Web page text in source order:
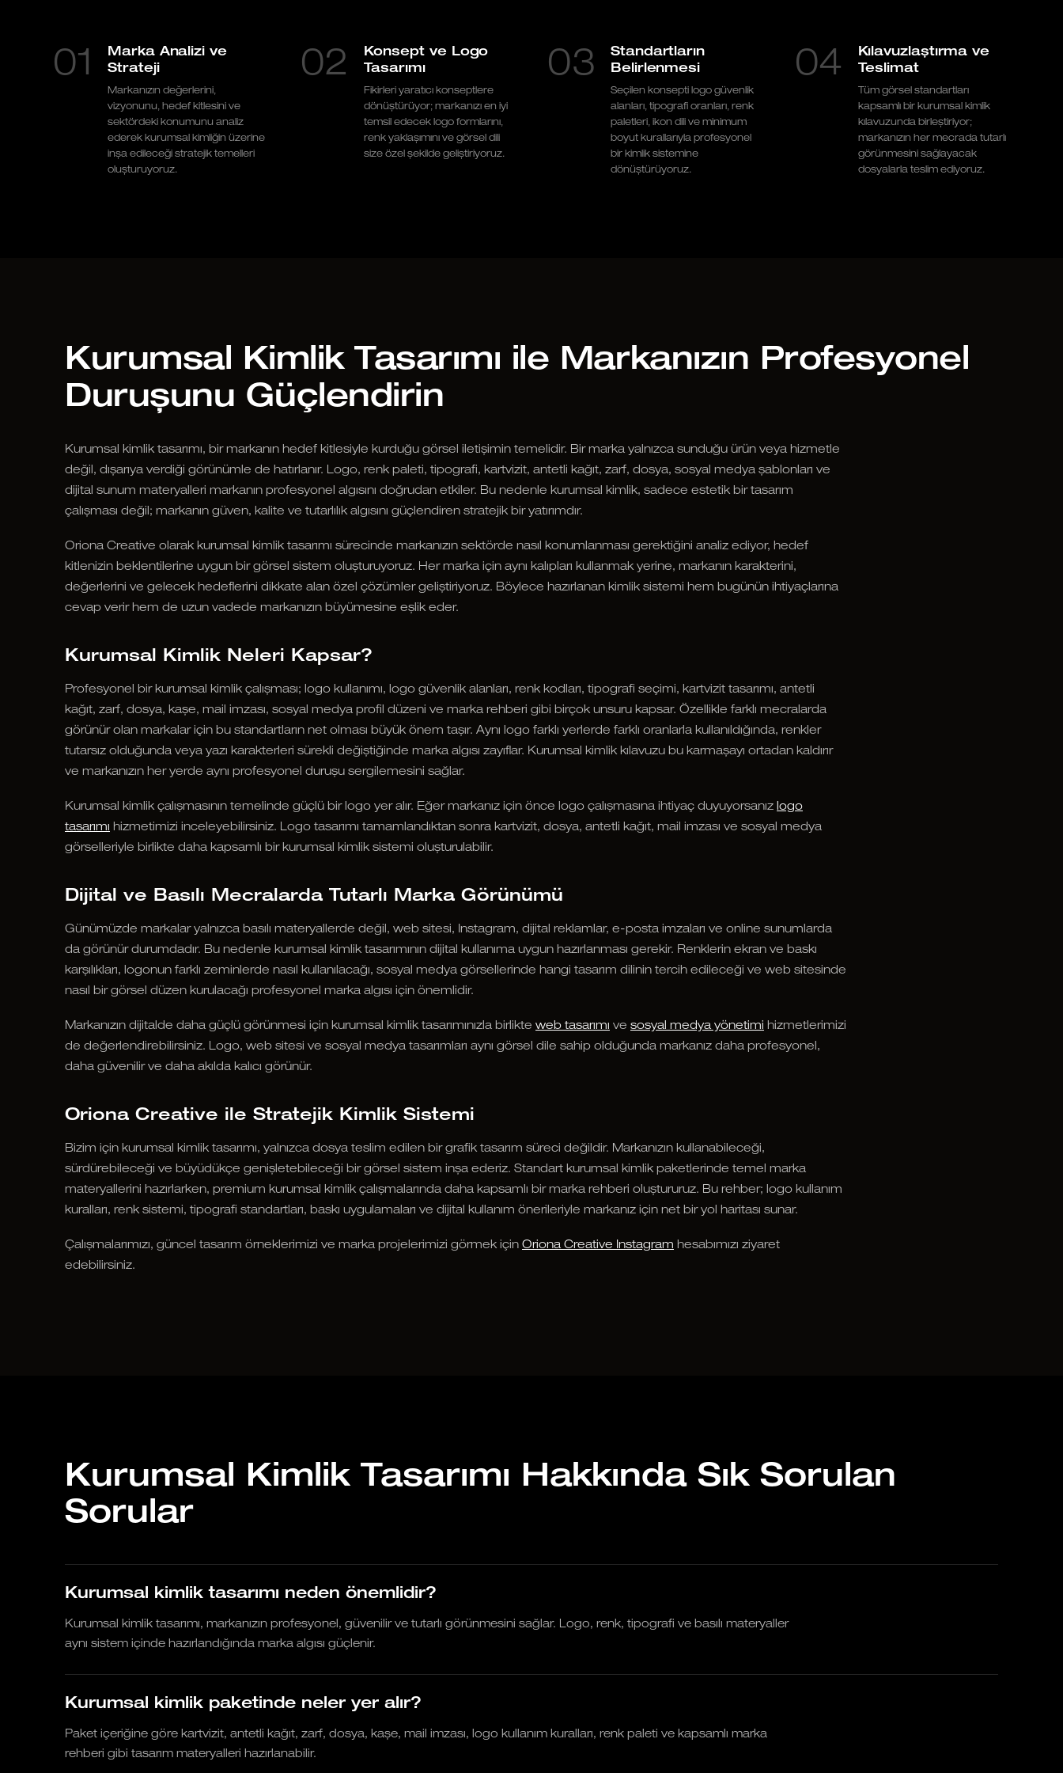
01
Marka Analizi ve
Strateji
Markanızın değerlerini,
vizyonunu, hedef kitlesini ve
sektördeki konumunu analiz
ederek kurumsal kimliğin üzerine
inşa edileceği stratejik temelleri
oluşturuyoruz.
02
Konsept ve Logo
Tasarımı
Fikirleri yaratıcı konseptlere
dönüştürüyor; markanızı en iyi
temsil edecek logo formlarını,
renk yaklaşımını ve görsel dili
size özel şekilde geliştiriyoruz.
03
Standartların
Belirlenmesi
Seçilen konsepti logo güvenlik
alanları, tipografi oranları, renk
paletleri, ikon dili ve minimum
boyut kurallarıyla profesyonel
bir kimlik sistemine
dönüştürüyoruz.
04
Kılavuzlaştırma ve
Teslimat
Tüm görsel standartları
kapsamlı bir kurumsal kimlik
kılavuzunda birleştiriyor;
markanızın her mecrada tutarlı
görünmesini sağlayacak
dosyalarla teslim ediyoruz.
Kurumsal Kimlik Tasarımı ile Markanızın Profesyonel
Duruşunu Güçlendirin
Kurumsal kimlik tasarımı, bir markanın hedef kitlesiyle kurduğu görsel iletişimin temelidir. Bir marka yalnızca sunduğu ürün veya hizmetle
değil, dışarıya verdiği görünümle de hatırlanır. Logo, renk paleti, tipografi, kartvizit, antetli kağıt, zarf, dosya, sosyal medya şablonları ve
dijital sunum materyalleri markanın profesyonel algısını doğrudan etkiler. Bu nedenle kurumsal kimlik, sadece estetik bir tasarım
çalışması değil; markanın güven, kalite ve tutarlılık algısını güçlendiren stratejik bir yatırımdır.
Oriona Creative olarak kurumsal kimlik tasarımı sürecinde markanızın sektörde nasıl konumlanması gerektiğini analiz ediyor, hedef
kitlenizin beklentilerine uygun bir görsel sistem oluşturuyoruz. Her marka için aynı kalıpları kullanmak yerine, markanın karakterini,
değerlerini ve gelecek hedeflerini dikkate alan özel çözümler geliştiriyoruz. Böylece hazırlanan kimlik sistemi hem bugünün ihtiyaçlarına
cevap verir hem de uzun vadede markanızın büyümesine eşlik eder.
Kurumsal Kimlik Neleri Kapsar?
Profesyonel bir kurumsal kimlik çalışması; logo kullanımı, logo güvenlik alanları, renk kodları, tipografi seçimi, kartvizit tasarımı, antetli
kağıt, zarf, dosya, kaşe, mail imzası, sosyal medya profil düzeni ve marka rehberi gibi birçok unsuru kapsar. Özellikle farklı mecralarda
görünür olan markalar için bu standartların net olması büyük önem taşır. Aynı logo farklı yerlerde farklı oranlarla kullanıldığında, renkler
tutarsız olduğunda veya yazı karakterleri sürekli değiştiğinde marka algısı zayıflar. Kurumsal kimlik kılavuzu bu karmaşayı ortadan kaldırır
ve markanızın her yerde aynı profesyonel duruşu sergilemesini sağlar.
Kurumsal kimlik çalışmasının temelinde güçlü bir logo yer alır. Eğer markanız için önce logo çalışmasına ihtiyaç duyuyorsanız logo
tasarımı hizmetimizi inceleyebilirsiniz. Logo tasarımı tamamlandıktan sonra kartvizit, dosya, antetli kağıt, mail imzası ve sosyal medya
görselleriyle birlikte daha kapsamlı bir kurumsal kimlik sistemi oluşturulabilir.
Dijital ve Basılı Mecralarda Tutarlı Marka Görünümü
Günümüzde markalar yalnızca basılı materyallerde değil, web sitesi, Instagram, dijital reklamlar, e-posta imzaları ve online sunumlarda
da görünür durumdadır. Bu nedenle kurumsal kimlik tasarımının dijital kullanıma uygun hazırlanması gerekir. Renklerin ekran ve baskı
karşılıkları, logonun farklı zeminlerde nasıl kullanılacağı, sosyal medya görsellerinde hangi tasarım dilinin tercih edileceği ve web sitesinde
nasıl bir görsel düzen kurulacağı profesyonel marka algısı için önemlidir.
Markanızın dijitalde daha güçlü görünmesi için kurumsal kimlik tasarımınızla birlikte web tasarımı ve sosyal medya yönetimi hizmetlerimizi
de değerlendirebilirsiniz. Logo, web sitesi ve sosyal medya tasarımları aynı görsel dile sahip olduğunda markanız daha profesyonel,
daha güvenilir ve daha akılda kalıcı görünür.
Oriona Creative ile Stratejik Kimlik Sistemi
Bizim için kurumsal kimlik tasarımı, yalnızca dosya teslim edilen bir grafik tasarım süreci değildir. Markanızın kullanabileceği,
sürdürebileceği ve büyüdükçe genişletebileceği bir görsel sistem inşa ederiz. Standart kurumsal kimlik paketlerinde temel marka
materyallerini hazırlarken, premium kurumsal kimlik çalışmalarında daha kapsamlı bir marka rehberi oluştururuz. Bu rehber; logo kullanım
kuralları, renk sistemi, tipografi standartları, baskı uygulamaları ve dijital kullanım önerileriyle markanız için net bir yol haritası sunar.
Çalışmalarımızı, güncel tasarım örneklerimizi ve marka projelerimizi görmek için Oriona Creative Instagram hesabımızı ziyaret
edebilirsiniz.
Kurumsal Kimlik Tasarımı Hakkında Sık Sorulan
Sorular
Kurumsal kimlik tasarımı neden önemlidir?
Kurumsal kimlik tasarımı, markanızın profesyonel, güvenilir ve tutarlı görünmesini sağlar. Logo, renk, tipografi ve basılı materyaller
aynı sistem içinde hazırlandığında marka algısı güçlenir.
Kurumsal kimlik paketinde neler yer alır?
Paket içeriğine göre kartvizit, antetli kağıt, zarf, dosya, kaşe, mail imzası, logo kullanım kuralları, renk paleti ve kapsamlı marka
rehberi gibi tasarım materyalleri hazırlanabilir.